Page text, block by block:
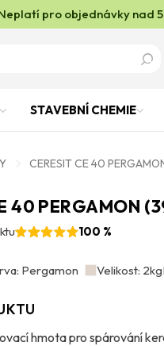
pro objednávky nad
STAVEBNÍ CHEMIE
CERESIT CE 40
40 PERGAMON
100 %
Pergamon Velikost: 2kg
hmota pro spárování